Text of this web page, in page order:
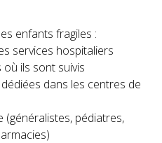
enfants fragiles :
services hospitaliers
ils sont suivis
dans les centres de
(généralistes, pédiatres,